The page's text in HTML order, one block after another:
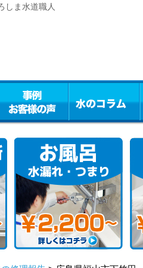
しま水道職人